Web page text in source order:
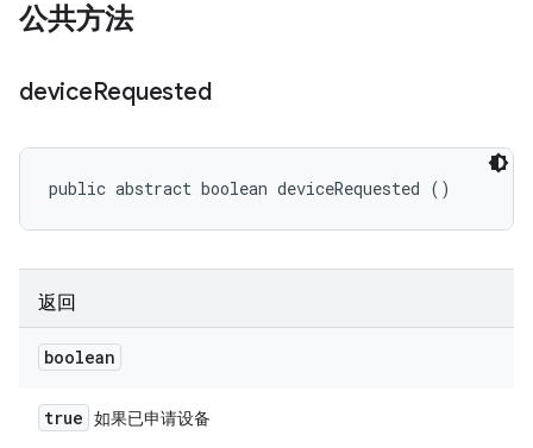
公共方法
deviceRequested
public abstract boolean deviceRequested ()
返回
boolean
true 如果已申请设备